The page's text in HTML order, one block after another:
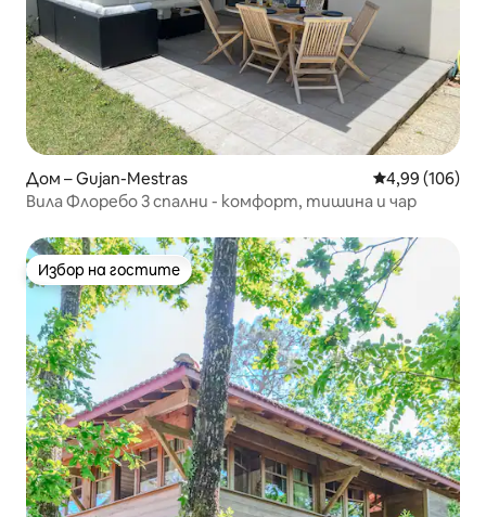
Дом – Gujan-Mestras Средна
4,99 (106)
Вила Флоребо 3 спални - комфорт, тишина и чар
Избор на гостите
Избор на гостите